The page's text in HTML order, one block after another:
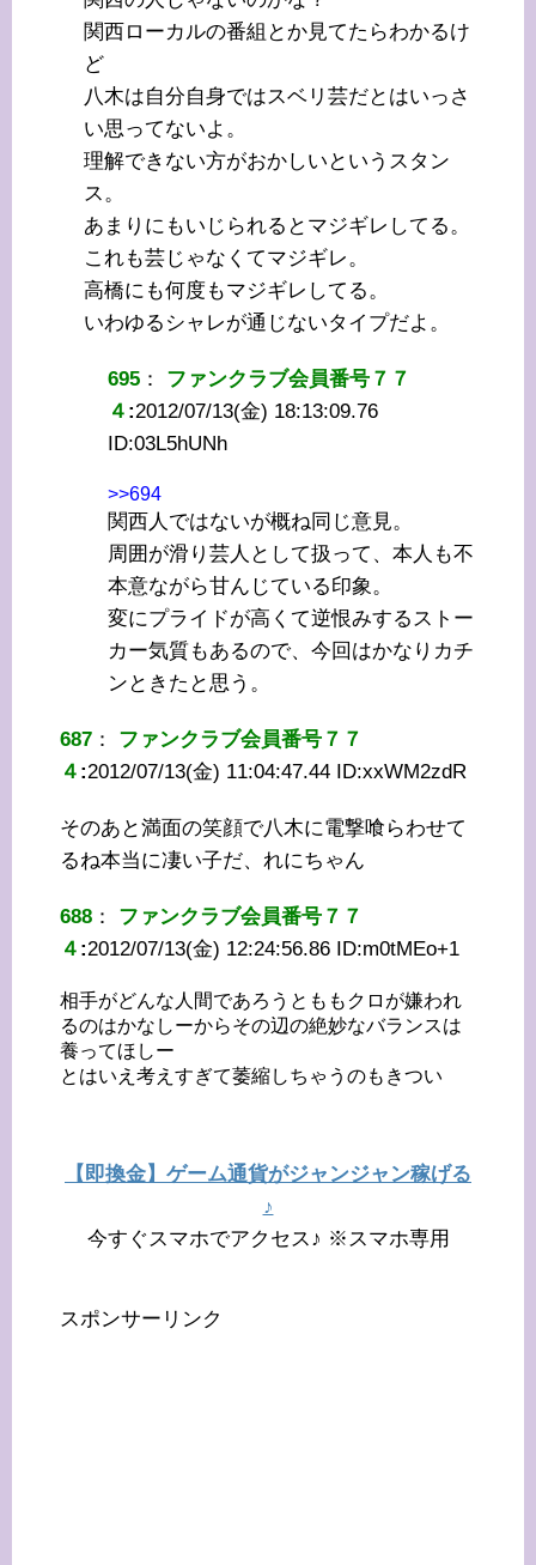
関西ローカルの番組とか見てたらわかるけ
ど
八木は自分自身ではスベリ芸だとはいっさ
い思ってないよ。
理解できない方がおかしいというスタン
ス。
あまりにもいじられるとマジギレしてる。
これも芸じゃなくてマジギレ。
高橋にも何度もマジギレしてる。
いわゆるシャレが通じないタイプだよ。
695 ： ファンクラブ会員番号７７
４ :2012/07/13(金) 18:13:09.76
ID:03L5hUNh
>>694
関西人ではないが概ね同じ意見。
周囲が滑り芸人として扱って、本人も不
本意ながら甘んじている印象。
変にプライドが高くて逆恨みするストー
カー気質もあるので、今回はかなりカチ
ンときたと思う。
687 ： ファンクラブ会員番号７７
４ :2012/07/13(金) 11:04:47.44 ID:xxWM2zdR
そのあと満面の笑顔で八木に電撃喰らわせて
るね本当に凄い子だ、れにちゃん
688 ： ファンクラブ会員番号７７
４ :2012/07/13(金) 12:24:56.86 ID:m0tMEo+1
相手がどんな人間であろうとももクロが嫌われ
るのはかなしーからその辺の絶妙なバランスは
養ってほしー
とはいえ考えすぎて萎縮しちゃうのもきつい
【即換金】ゲーム通貨がジャンジャン稼げる
♪
今すぐスマホでアクセス♪ ※スマホ専用
スポンサーリンク